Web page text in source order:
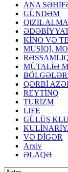
ANA
GÜNDƏM
QIZIL ALMA
KİNO VƏ
MUSİQİ,
MÜTALİƏ
QƏRBİ
REYTİNQ
TURİZM
LIFE
GÜLÜŞ
VƏ DİGƏR
Arxiv
ƏLAQƏ